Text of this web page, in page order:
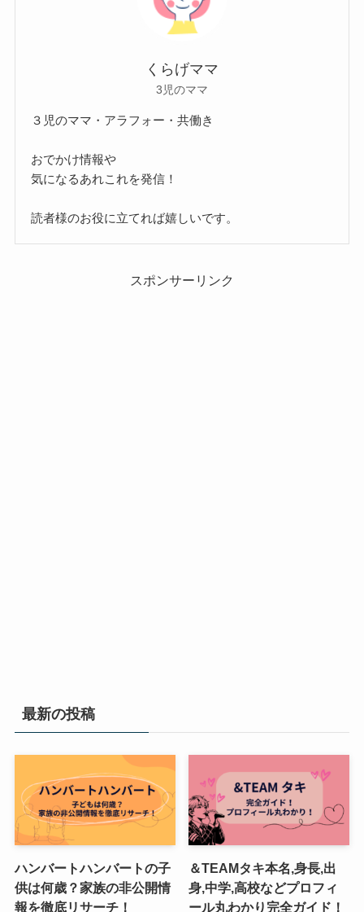
くらげママ
3児のママ
３児のママ・アラフォー・共働き
おでかけ情報や
気になるあれこれを発信！
読者様のお役に立てれば嬉しいです。
スポンサーリンク
最新の投稿
ハンバートハンバートの子
供は何歳？家族の非公開情
報を徹底リサーチ！
＆TEAMタキ本名,身長,出
身,中学,高校などプロフィ
ール丸わかり完全ガイド！